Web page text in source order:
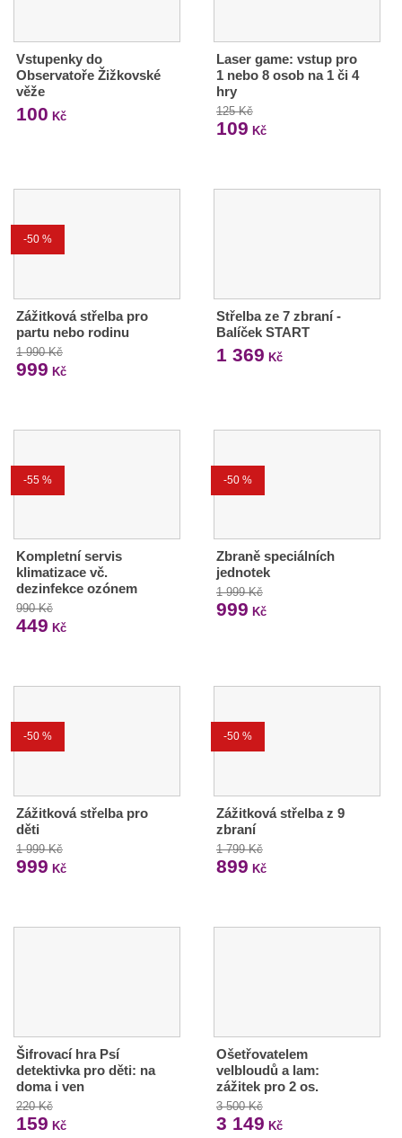
Vstupenky do
Observatoře Žižkovské
věže
100 Kč
Laser game: vstup pro
1 nebo 8 osob na 1 či 4
hry
125 Kč
109 Kč
-50 %
Zážitková střelba pro
partu nebo rodinu
1 990 Kč
999 Kč
Střelba ze 7 zbraní -
Balíček START
1 369 Kč
-55 %
Kompletní servis
klimatizace vč.
dezinfekce ozónem
990 Kč
449 Kč
-50 %
Zbraně speciálních
jednotek
1 999 Kč
999 Kč
-50 %
Zážitková střelba pro
děti
1 999 Kč
999 Kč
-50 %
Zážitková střelba z 9
zbraní
1 799 Kč
899 Kč
Šifrovací hra Psí
detektivka pro děti: na
doma i ven
220 Kč
159 Kč
Ošetřovatelem
velbloudů a lam:
zážitek pro 2 os.
3 500 Kč
3 149 Kč